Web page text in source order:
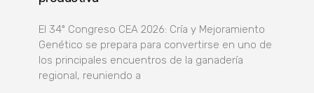
El 34º Congreso CEA 2026: Cría y Mejoramiento
Genético se prepara para convertirse en uno de
los principales encuentros de la ganadería
regional, reuniendo a